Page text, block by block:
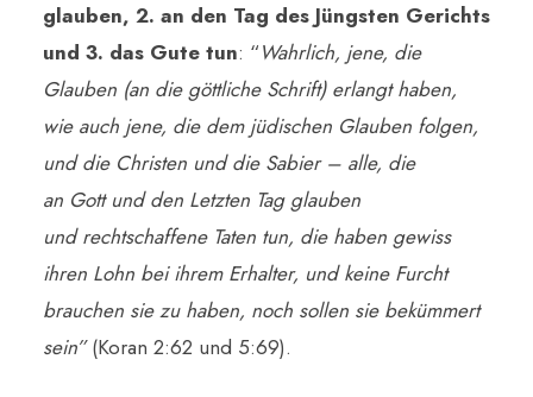
glauben, 2. an den Tag des Jüngsten Gerichts
und 3. das Gute tun: “Wahrlich, jene, die
Glauben (an die göttliche Schrift) erlangt haben,
wie auch jene, die dem jüdischen Glauben folgen,
und die Christen und die Sabier – alle, die
an Gott und den Letzten Tag glauben
und rechtschaffene Taten tun, die haben gewiss
ihren Lohn bei ihrem Erhalter, und keine Furcht
brauchen sie zu haben, noch sollen sie bekümmert
sein”(Koran 2:62 und 5:69).